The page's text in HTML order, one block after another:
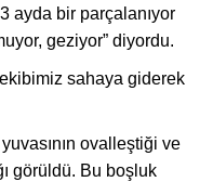
ayda bir parçalanıyor
geziyor” diyordu.
sahaya giderek
ovalleştiği ve
görüldü. Bu boşluk